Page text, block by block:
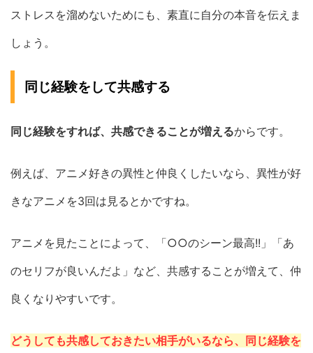
ストレスを溜めないためにも、素直に自分の本音を伝えま
しょう。
同じ経験をして共感する
同じ経験をすれば、共感できることが増えるからです。
例えば、アニメ好きの異性と仲良くしたいなら、異性が好
きなアニメを3回は見るとかですね。
アニメを見たことによって、「○○のシーン最高!!」「あ
のセリフが良いんだよ」など、共感することが増えて、仲
良くなりやすいです。
どうしても共感しておきたい相手がいるなら、同じ経験を